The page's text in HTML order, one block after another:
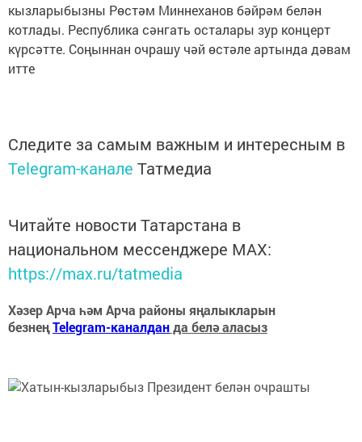
кызларыбызны Рөстәм Миннеханов бәйрәм белән
котлады. Республика сәнгать осталары зур концерт
күрсәтте. Соңыннан очрашу чәй өстәле артында дәвам
итте
Следите за самым важным и интересным в
Telegram-канале Татмедиа
Читайте новости Татарстана в
национальном мессенджере MАХ:
https://max.ru/tatmedia
Хәзер Арча һәм Арча районы яңалыкларын
безнеңTelegram-каналданда белә аласыз